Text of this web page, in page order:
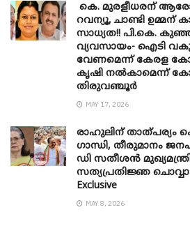
കെ. മുരളീധരന്
റവന്യൂ, ചാണ്ടി ഉമ്മന്
സാധ്യത!! പി.കെ.
വ്യവസായം- ഐടി
വേണമെന്ന് കേരള
കൃഷി നൽകാമെന്ന്
തിരുവഞ്ചൂർ
MAY 17, 2026
രാഹുലിന് താത്പര്യം
​ഗാന്ധി, തീരുമാനം
ഡി സതീശൻ
സത്യപ്രതിജ്ഞ
Exclusive
MAY 8, 2026